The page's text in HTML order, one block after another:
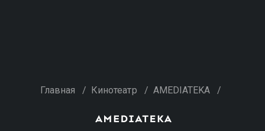
Главная / Кинотеатр / AMEDIATEKA /